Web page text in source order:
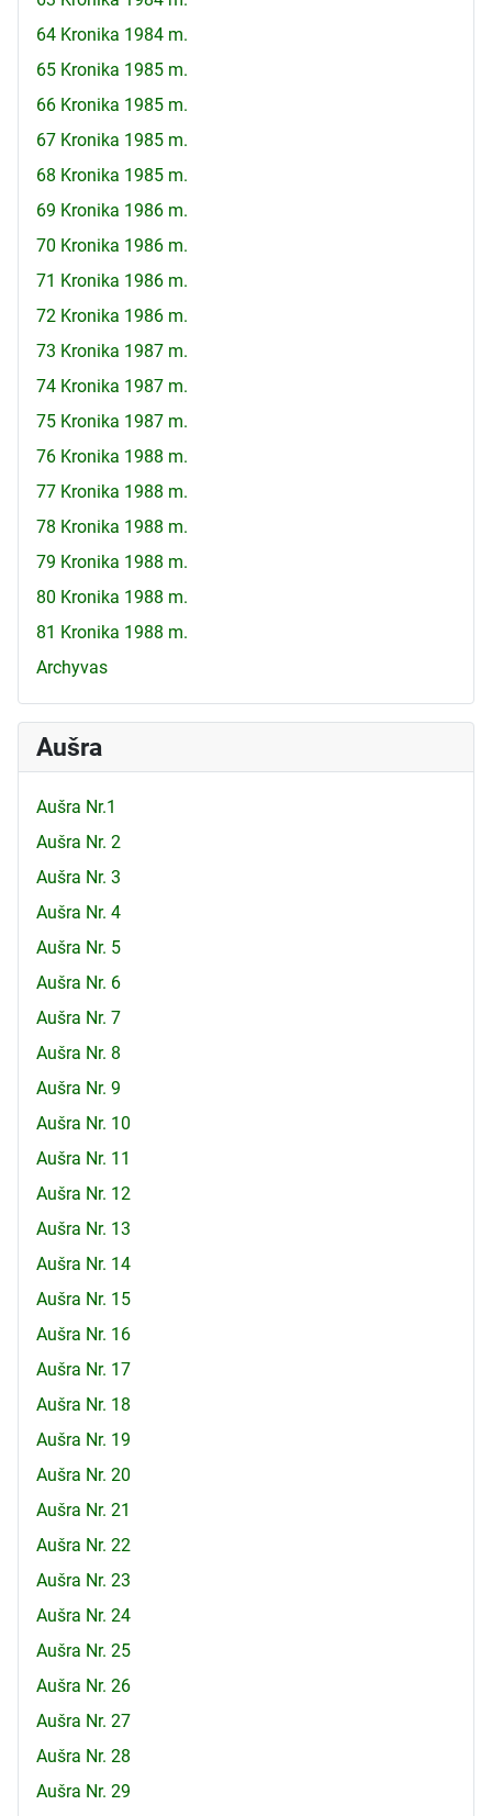
64 Kronika 1984 m.
65 Kronika 1985 m.
66 Kronika 1985 m.
67 Kronika 1985 m.
68 Kronika 1985 m.
69 Kronika 1986 m.
70 Kronika 1986 m.
71 Kronika 1986 m.
72 Kronika 1986 m.
73 Kronika 1987 m.
74 Kronika 1987 m.
75 Kronika 1987 m.
76 Kronika 1988 m.
77 Kronika 1988 m.
78 Kronika 1988 m.
79 Kronika 1988 m.
80 Kronika 1988 m.
81 Kronika 1988 m.
Archyvas
Aušra
Aušra Nr.1
Aušra Nr. 2
Aušra Nr. 3
Aušra Nr. 4
Aušra Nr. 5
Aušra Nr. 6
Aušra Nr. 7
Aušra Nr. 8
Aušra Nr. 9
Aušra Nr. 10
Aušra Nr. 11
Aušra Nr. 12
Aušra Nr. 13
Aušra Nr. 14
Aušra Nr. 15
Aušra Nr. 16
Aušra Nr. 17
Aušra Nr. 18
Aušra Nr. 19
Aušra Nr. 20
Aušra Nr. 21
Aušra Nr. 22
Aušra Nr. 23
Aušra Nr. 24
Aušra Nr. 25
Aušra Nr. 26
Aušra Nr. 27
Aušra Nr. 28
Aušra Nr. 29